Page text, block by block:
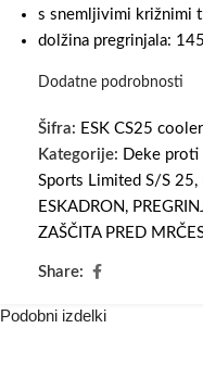
s snemljivimi križnimi
dolžina pregrinjala:
Dodatne podrobnosti
Šifra: ESK CS25 cooler
Kategorije: Deke proti
Sports Limited S/S 25,
ESKADRON ,
ZAŠČITA PRED
Share:
Podobni izdelki